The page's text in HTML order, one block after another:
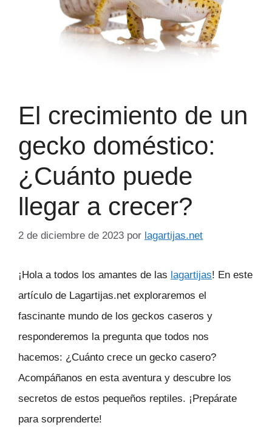
El crecimiento de un
gecko doméstico:
¿Cuánto puede
llegar a crecer?
2 de diciembre de 2023 por lagartijas.net
¡Hola a todos los amantes de las lagartijas! En este
artículo de Lagartijas.net exploraremos el
fascinante mundo de los geckos caseros y
responderemos la pregunta que todos nos
hacemos: ¿Cuánto crece un gecko casero?
Acompáñanos en esta aventura y descubre los
secretos de estos pequeños reptiles. ¡Prepárate
para sorprenderte!